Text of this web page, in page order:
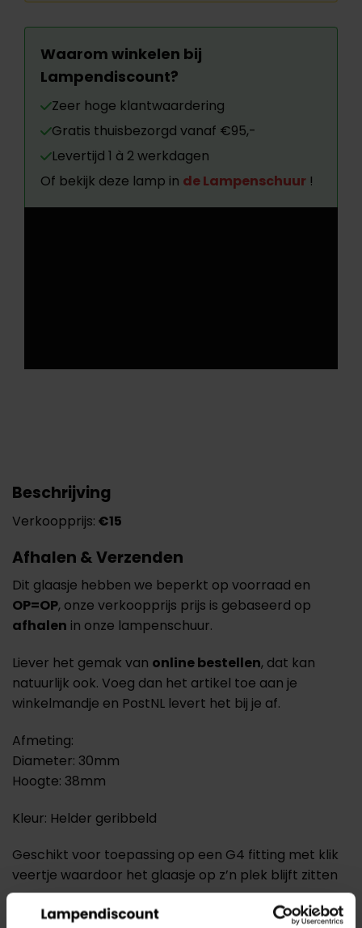
Waarom winkelen bij
Lampendiscount?
Zeer hoge klantwaardering
Gratis thuisbezorgd vanaf €95,-
Levertijd 1 à 2 werkdagen
Of bekijk deze lamp in de Lampenschuur !
Beschrijving
Verkoopprijs: €15
Afhalen & Verzenden
Dit glaasje hebben we beperkt op voorraad en
OP=OP, onze verkoopprijs prijs is gebaseerd op
afhalen in onze lampenschuur.
Liever het gemak van online bestellen, dat kan
natuurlijk ook. Voeg dan het artikel toe aan je
winkelmandje en PostNL levert het bij je af.
Afmeting:
Diameter: 30mm
Hoogte: 38mm
Kleur: Helder geribbeld
Geschikt voor toepassing op een G4 fitting met klik
veertje waardoor het glaasje op z’n plek blijft zitten
Verzending